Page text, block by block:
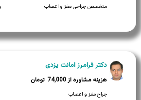
متخصص جراحی مغز و اعصاب
دکتر فرامرز امانت یزدی
74,000
جراح مغز و اعصاب